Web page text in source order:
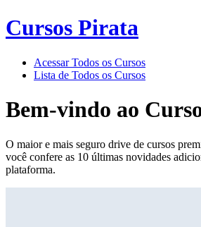
Cursos Pirata
Acessar Todos os Cursos
Lista de Todos os Cursos
Bem-vindo ao
O maior e mais seguro drive de cursos
você confere as 10 últimas novidades
plataforma.